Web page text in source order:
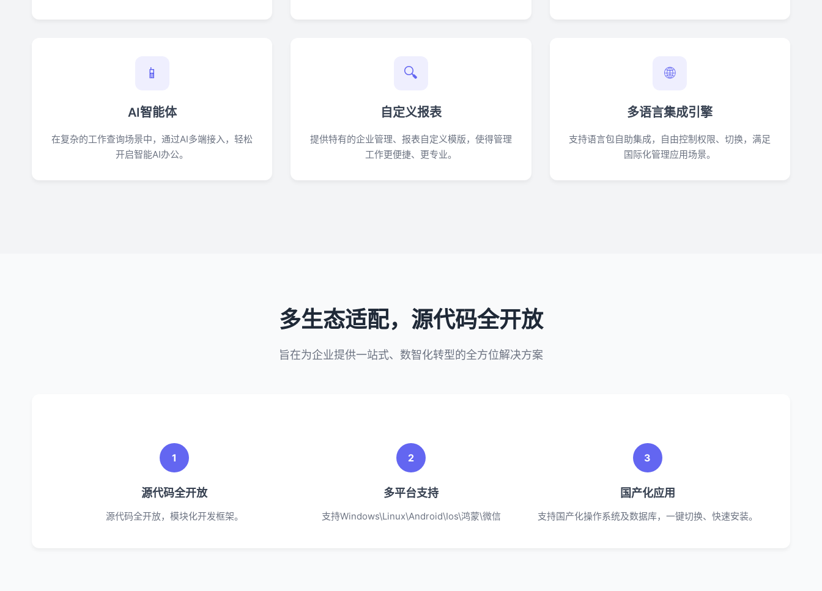
📱
AI智能体
在复杂的工作查询场景中，通过AI多端接入，轻松
开启智能AI办公。
🔍
自定义报表
提供特有的企业管理、报表自定义模版，使得管理
工作更便捷、更专业。
🌐
多语言集成引擎
支持语言包自助集成，自由控制权限、切换，满足
国际化管理应用场景。
多生态适配，源代码全开放
旨在为企业提供一站式、数智化转型的全方位解决方案
1
源代码全开放
源代码全开放，模块化开发框架。
2
多平台支持
支持Windows\Linux\Android\Ios\鸿蒙\微信
3
国产化应用
支持国产化操作系统及数据库，一键切换、快速安装。